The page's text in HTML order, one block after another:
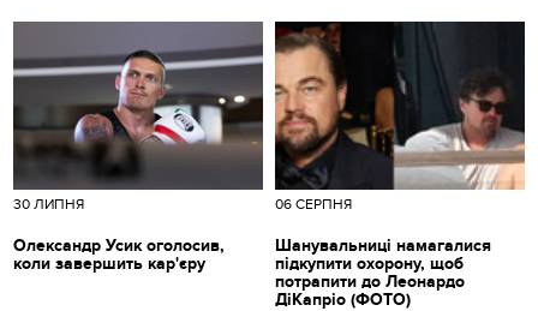
30 ЛИПНЯ
Олександр Усик оголосив,
коли завершить кар'єру
06 СЕРПНЯ
Шанувальниці намагалися
підкупити охорону, щоб
потрапити до Леонардо
ДіКапріо (ФОТО)